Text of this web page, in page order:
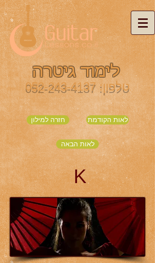
לימוד גיטרה
טלפון:052-243-4137
חזרה למילון לאות הקודמת
לאות הבאה
K